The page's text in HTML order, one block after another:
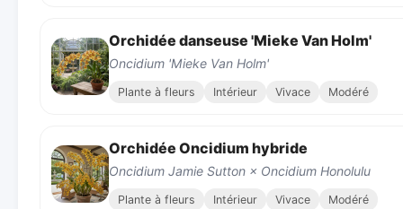
Orchidée danseuse 'Mieke Van Holm'
Oncidium 'Mieke Van Holm'
Plante à fleurs Intérieur Vivace Modéré
Orchidée Oncidium hybride
Oncidium Jamie Sutton × Oncidium Honolulu
Plante à fleurs Intérieur Vivace Modéré